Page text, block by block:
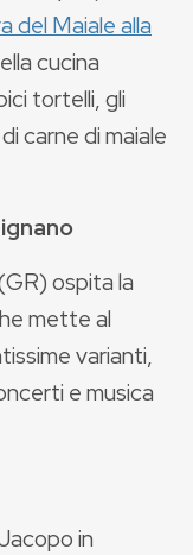
del Maiale alla
cucina
tortelli, gli
carne di maiale
ospita la
mette al
varianti,
e musica
in